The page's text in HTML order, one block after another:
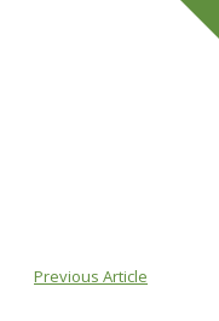
Previous Article